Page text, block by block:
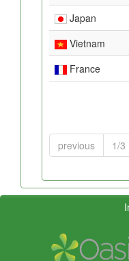
Japan
Vietnam
France
previous 1/3